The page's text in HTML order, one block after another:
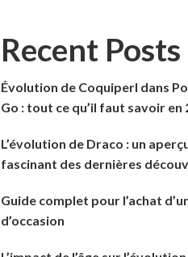
Recent Posts
Évolution de Coquiperl dans
Go : tout ce qu’il faut savoir en
L’évolution de Draco : un
fascinant des dernières
Guide complet pour l’achat
d’occasion